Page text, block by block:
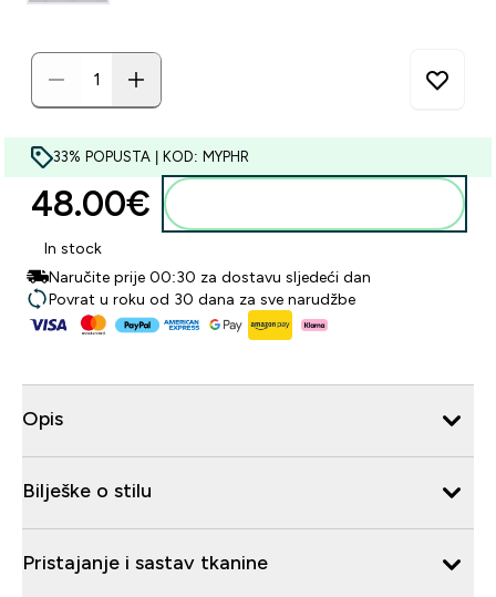
33% POPUSTA | KOD: MYPHR
48.00€‎
In stock
Naručite prije 00:30 za dostavu sljedeći dan
Povrat u roku od 30 dana za sve narudžbe
Opis
Bilješke o stilu
Pristajanje i sastav tkanine